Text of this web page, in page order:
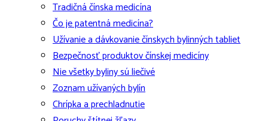
Tradičná čínska medicína
Čo je patentná medicína?
Užívanie a dávkovanie čínskych bylinných tabliet
Bezpečnosť produktov čínskej medicíny
Nie všetky byliny sú liečivé
Zoznam užívaných bylín
Chrípka a prechladnutie